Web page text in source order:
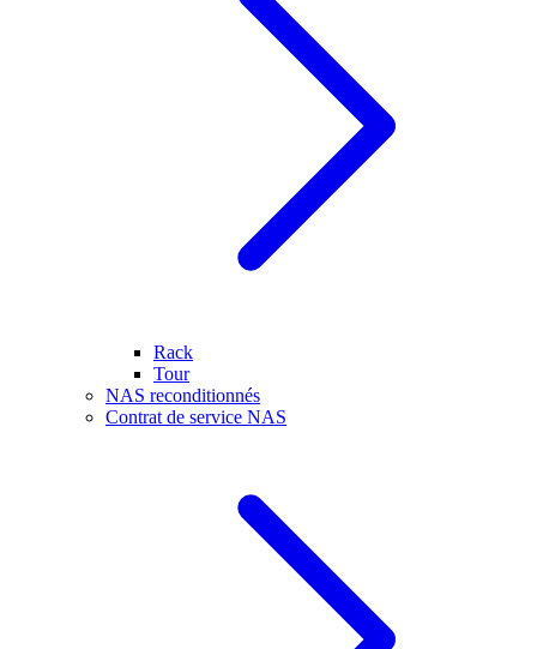
Rack
Tour
NAS reconditionnés
Contrat de service NAS